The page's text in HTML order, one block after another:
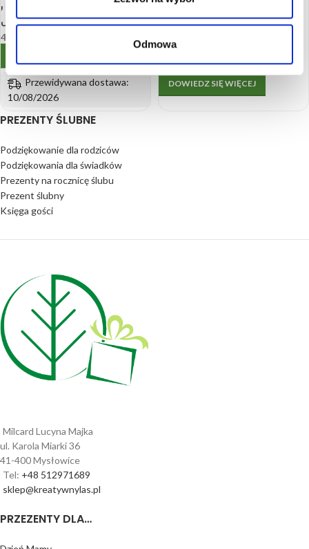
Odmowa
Koszulka męska „Niezłe
ciacho” – zabawny prezent
na Walentynki, urodziny dla
49.99
Przewidywana dostawa:
10/08/2026
BRAK
Motywacyjny – Kalendarz,
Kubek i Podkładka
79.99zł
DOWIEDZ SIĘ WIĘCEJ
PREZENTY ŚLUBNE
Podziękowanie dla rodziców
Podziękowania dla świadków
Prezenty na rocznicę ślubu
Prezent ślubny
Księga gości
Milcard Lucyna Majka
ul. Karola Miarki 36
41-400 Mysłowice
Tel: +48 512971689
sklep@kreatywnylas.pl
PRZEZENTY DLA…